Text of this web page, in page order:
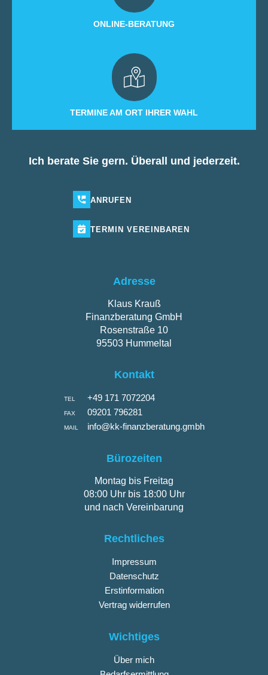
ONLINE-BERATUNG
TERMINE AM ORT IHRER WAHL
Ich berate Sie gern. Überall und jederzeit.
ANRUFEN
TERMIN VEREINBAREN
Adresse
Klaus Krauß
Finanzberatung GmbH
Rosenstraße 10
95503 Hummeltal
Kontakt
TEL +49 171 7072204
FAX 09201 796281
MAIL info@kk-finanzberatung.gmbh
Bürozeiten
Montag bis Freitag
08:00 Uhr bis 18:00 Uhr
und nach Vereinbarung
Rechtliches
Impressum
Datenschutz
Erstinformation
Vertrag widerrufen
Wichtiges
Über mich